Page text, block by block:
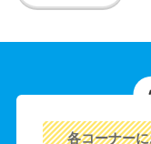
各コーナー